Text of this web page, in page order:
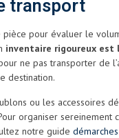
transport
pièce pour évaluer le
inventaire rigoureux est
ne pas transporter de
destination.
ou les accessoires
organiser sereinement
notre guide